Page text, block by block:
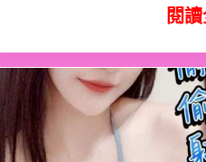
閱